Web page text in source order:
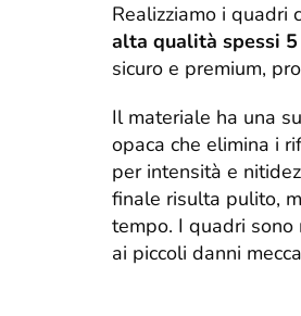
Realizziamo i quadri
alta qualità spessi
sicuro e premium,
Il materiale ha una
opaca che elimina i
per intensità e
finale risulta pulito,
tempo. I quadri sono
ai piccoli danni